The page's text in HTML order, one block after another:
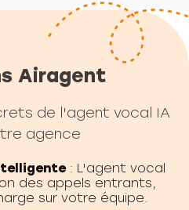
Airagent
de l'agent vocal IA
agence
: L'agent vocal
des appels entrants,
sur votre équipe.